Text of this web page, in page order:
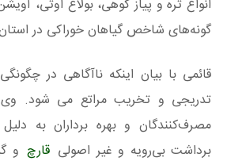
انواع تره و پیاز کوهی، بولاغ اوتی،
گونه‌های شاخص گیاهان خوراکی در
قائمی با بیان اینکه ناآگاهی در
تدریجی و تخریب مراتع می شود. وی
مصرف‌کنندگان و بهره‌ برداران به
برداشت بی‌رویه و غیر اصولی قارچ و